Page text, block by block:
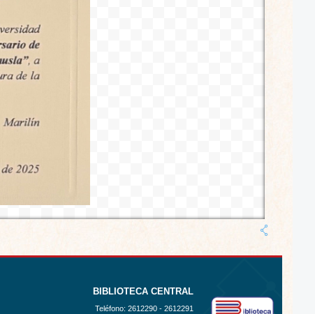
BIBLIOTECA CENTRAL
Teléfono: 2612290 - 2612291